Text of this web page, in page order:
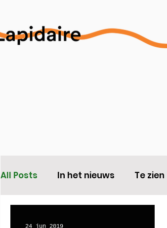
All Posts In het nieuws Te zien
24 jun 2019